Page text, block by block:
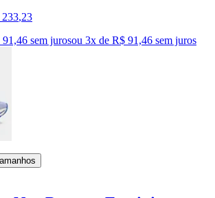
233,23
sem jurosou 3x de R$ 91,46 sem juros